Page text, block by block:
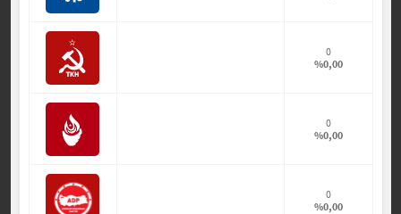
0
%0,00
0
%0,00
0
%0,00